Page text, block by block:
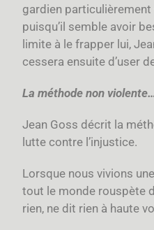
gardien
puisqu’il semble avoir
limite à le frapper lui,
cessera ensuite d’user
La méthode non
Jean Goss décrit la
lutte contre l’injustice.
Lorsque nous vivions
tout le monde rouspète
rien, ne dit rien à haute